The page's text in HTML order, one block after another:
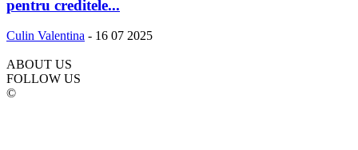
pentru creditele...
Culin Valentina - 16 07 2025
ABOUT US
FOLLOW US
©